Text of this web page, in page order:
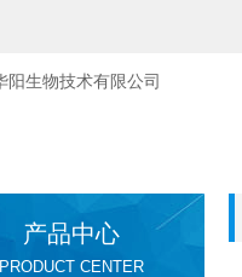
产品中心
PRODUCT CENTER